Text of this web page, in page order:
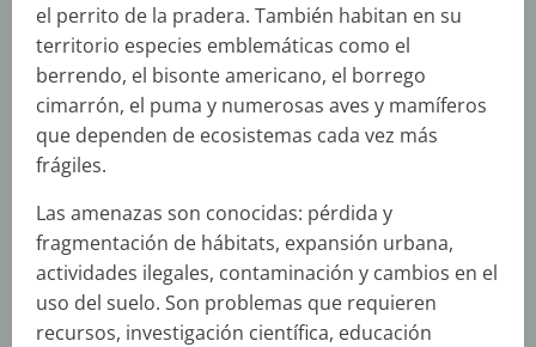
el perrito de la pradera. También habitan en su
territorio especies emblemáticas como el
berrendo, el bisonte americano, el borrego
cimarrón, el puma y numerosas aves y mamíferos
que dependen de ecosistemas cada vez más
frágiles.
Las amenazas son conocidas: pérdida y
fragmentación de hábitats, expansión urbana,
actividades ilegales, contaminación y cambios en el
uso del suelo. Son problemas que requieren
recursos, investigación científica, educación